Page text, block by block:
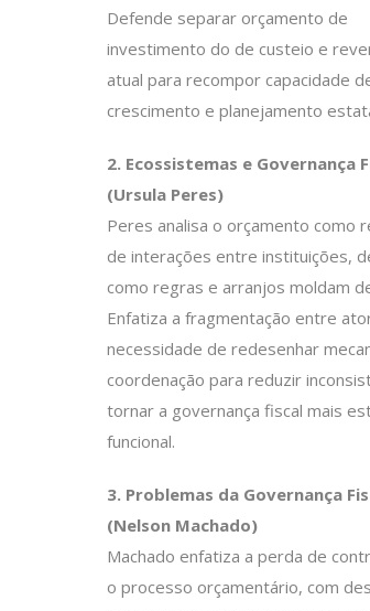
Defende separar orçamento de
investimento do de custeio e
atual para recompor capacidade
crescimento e planejamento
2. Ecossistemas e Governança
(Ursula Peres)
Peres analisa o orçamento como
de interações entre instituições,
como regras e arranjos moldam
Enfatiza a fragmentação entre
necessidade de redesenhar
coordenação para reduzir
tornar a governança fiscal mais
funcional.
3. Problemas da Governança
(Nelson Machado)
Machado enfatiza a perda de
o processo orçamentário, com